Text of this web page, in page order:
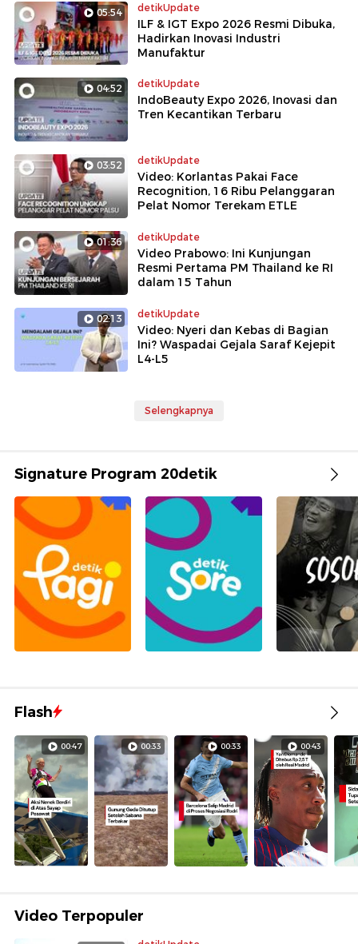
05:54 detikUpdate
ILF & IGT Expo 2026 Resmi Dibuka,
Hadirkan Inovasi Industri
Manufaktur
04:52 detikUpdate
IndoBeauty Expo 2026, Inovasi dan
Tren Kecantikan Terbaru
03:52 detikUpdate
Video: Korlantas Pakai Face
Recognition, 16 Ribu Pelanggaran
Pelat Nomor Terekam ETLE
01:36 detikUpdate
Video Prabowo: Ini Kunjungan
Resmi Pertama PM Thailand ke RI
dalam 15 Tahun
02:13 detikUpdate
Video: Nyeri dan Kebas di Bagian
Ini? Waspadai Gejala Saraf Kejepit
L4-L5
Selengkapnya
Signature Program 20detik
Flash
00:47 00:33 00:33 00:43
Video Terpopuler